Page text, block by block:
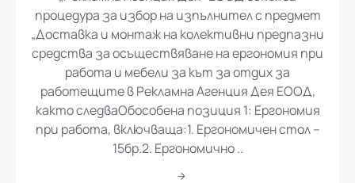
„Рекламна Агенция Дея“ ЕООД обявява
процедура за избор на изпълнител с предмет
„Доставка и монтаж на колективни предпазни
средства за осъществяване на ергономия при
работа и мебели за кът за отдих за
работещите в Рекламна Агенция Дея ЕООД,
както следваОбособена позиция 1: Ергономия
при работа, включваща:1. Ергономичен стол –
15бр.2. Ергономично ..